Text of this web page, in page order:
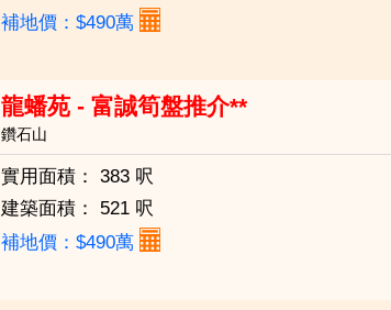
補地價：$490萬
龍蟠苑 - 富誠筍盤推介**
鑽石山
實用面積：
383 呎
建築面積：
521 呎
補地價：$490萬